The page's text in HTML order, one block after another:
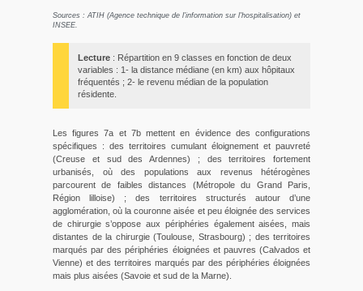
Sources : ATIH (Agence technique de l'information sur l'hospitalisation) et
INSEE.
Lecture: Répartition en 9 classes en fonction de deux
variables : 1- la distance médiane (en km) aux hôpitaux
fréquentés ; 2- le revenu médian de la population
résidente.
Les figures 7a et 7b mettent en évidence des configurations
spécifiques : des territoires cumulant éloignement et pauvreté
(Creuse et sud des Ardennes) ; des territoires fortement
urbanisés, où des populations aux revenus hétérogènes
parcourent de faibles distances (Métropole du Grand Paris,
Région lilloise) ; des territoires structurés autour d’une
agglomération, où la couronne aisée et peu éloignée des services
de chirurgie s’oppose aux périphéries également aisées, mais
distantes de la chirurgie (Toulouse, Strasbourg) ; des territoires
marqués par des périphéries éloignées et pauvres (Calvados et
Vienne) et des territoires marqués par des périphéries éloignées
mais plus aisées (Savoie et sud de la Marne).